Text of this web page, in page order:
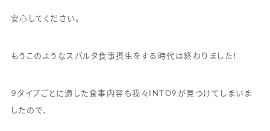
安心してください。
もうこのようなスパルタ食事摂生をする時代は終わりました！
９タイプごとに適した食事内容も我々INTO9が見つけてしまいま
したので、